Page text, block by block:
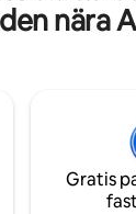
är på
över
eftersom
besöker
kaféer och
nära
Gratis